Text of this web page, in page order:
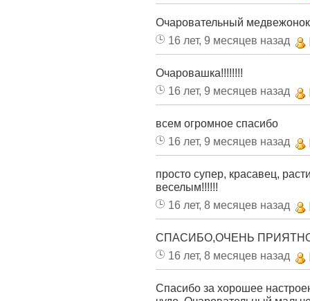
Очаровательный
16 лет, 9 месяцев назад
Очаровашка!!!!!!!!
16 лет, 9 месяцев назад
всем огромное спасибо
16 лет, 9 месяцев назад
просто супер, красавец,
веселым!!!!!!
16 лет, 8 месяцев назад
СПАСИБО,ОЧЕНЬ
16 лет, 8 месяцев назад
Спасибо за хорошее